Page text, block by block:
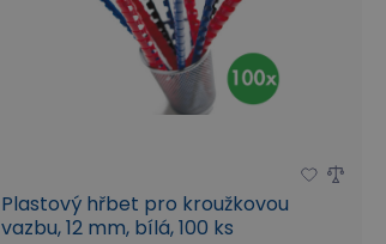
Plastový hřbet pro kroužkovou
vazbu, 12 mm, bílá, 100 ks